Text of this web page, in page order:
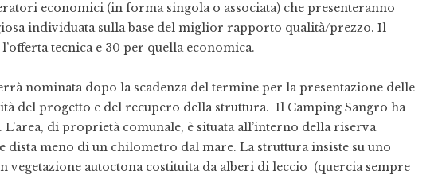
economici (in forma singola o associata) che presenteranno
individuata sulla base del miglior rapporto qualità/prezzo. Il
tecnica e 30 per quella economica.
nominata dopo la scadenza del termine per la presentazione delle
del progetto e del recupero della struttura. Il Camping Sangro ha
di proprietà comunale, è situata all’interno della riserva
dista meno di un chilometro dal mare. La struttura insiste su uno
vegetazione autoctona costituita da alberi di leccio (quercia sempre